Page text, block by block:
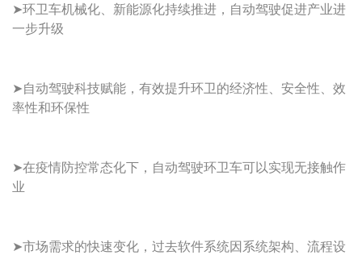
➤环卫车机械化、新能源化持续推进，自动驾驶促进产业进
一步升级
➤自动驾驶科技赋能，有效提升环卫的经济性、安全性、效
率性和环保性
➤在疫情防控常态化下，自动驾驶环卫车可以实现无接触作
业
➤市场需求的快速变化，过去软件系统因系统架构、流程设